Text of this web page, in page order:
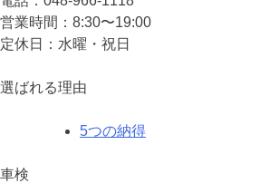
営業時間：8:30〜19:00
定休⽇：⽔曜・祝⽇
選ばれる理由
5つの納得
車検